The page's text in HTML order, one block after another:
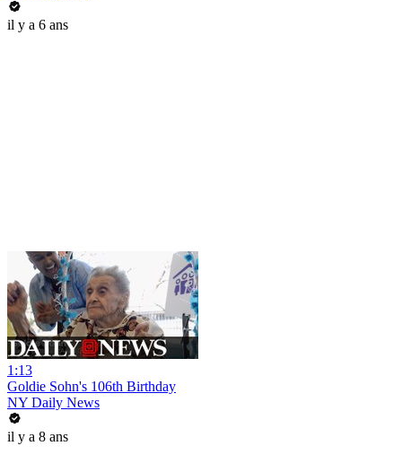
il y a 6 ans
1:13
Goldie Sohn's 106th Birthday
NY Daily News
il y a 8 ans